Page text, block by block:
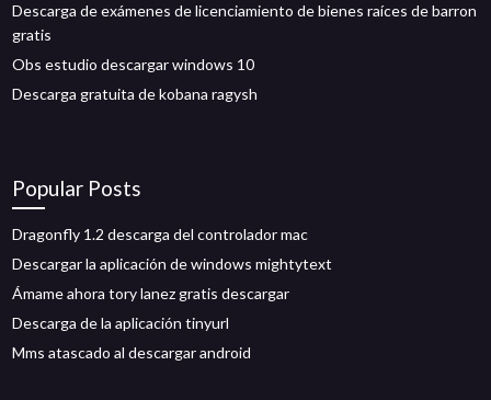
Descarga de exámenes de licenciamiento de bienes raíces de barron
gratis
Obs estudio descargar windows 10
Descarga gratuita de kobana ragysh
Popular Posts
Dragonfly 1.2 descarga del controlador mac
Descargar la aplicación de windows mightytext
Ámame ahora tory lanez gratis descargar
Descarga de la aplicación tinyurl
Mms atascado al descargar android